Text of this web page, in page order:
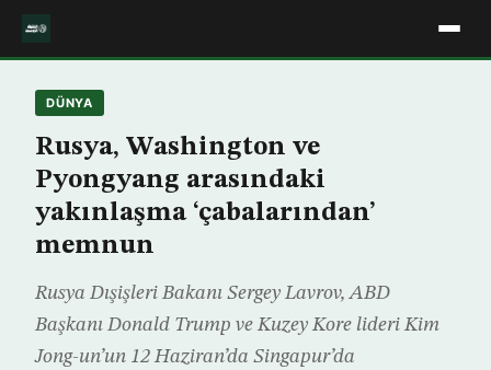
DÜNYA
Rusya, Washington ve
Pyongyang arasındaki
yakınlaşma ‘çabalarından’
memnun
Rusya Dışişleri Bakanı Sergey Lavrov, ABD
Başkanı Donald Trump ve Kuzey Kore lideri Kim
Jong-un’un 12 Haziran’da Singapur’da